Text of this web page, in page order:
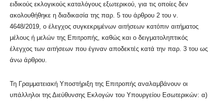
ειδικούς εκλογικούς καταλόγους εξωτερικού, για τις οποίες δεν
ακολουθήθηκε η διαδικασία της παρ. 5 του άρθρου 2 του ν.
4648/2019, ο έλεγχος συγκεκριμένων αιτήσεων κατόπιν αιτήματος
μέλους ή μελών της Επιτροπής, καθώς και ο δειγματοληπτικός
έλεγχος των αιτήσεων που έγιναν αποδεκτές κατά την παρ. 3 του ως
άνω άρθρου.
Τη Γραμματειακή Υποστήριξη της Επιτροπής αναλαμβάνουν οι
υπάλληλοι της Διεύθυνσης Εκλογών του Υπουργείου Εσωτερικών: α)